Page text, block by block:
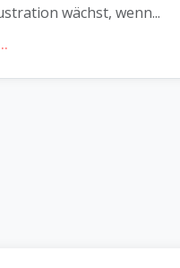
wächst, wenn...